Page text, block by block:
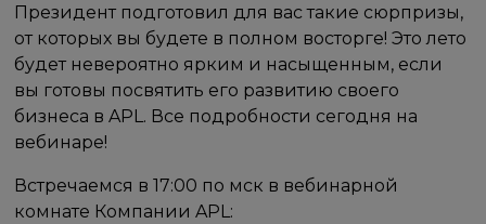
Президент подготовил для вас такие сюрпризы,
от которых вы будете в полном восторге! Это лето
будет невероятно ярким и насыщенным, если
вы готовы посвятить его развитию своего
бизнеса в APL. Все подробности сегодня на
вебинаре!
Встречаемся в 17:00 по мск в вебинарной
комнате Компании APL: